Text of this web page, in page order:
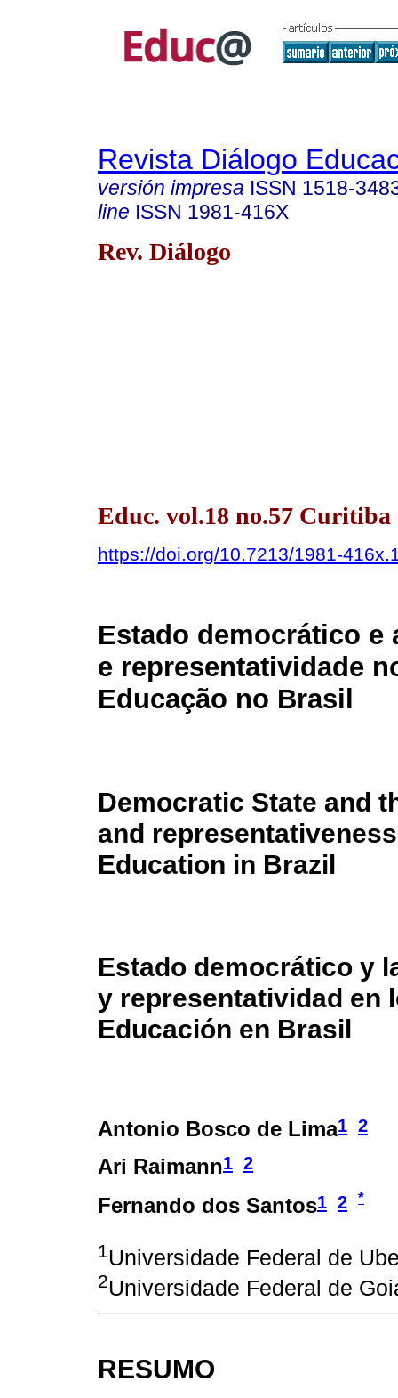
Revista Diálogo
versión impresa ISSN 1518-
line ISSN 1981-416X
Rev. Diálogo
Educ. vol.18 no.57
https://doi.org/10.7213/1981-
Estado democrático e
e representatividade
Educação no Brasil
Democratic State and
and
Education in Brazil
Estado democrático y
y representatividad en
Educación en Brasil
Antonio Bosco de Lima1 2
Ari Raimann1 2
Fernando dos Santos1 2 *
1 Universidade Federal de
2Universidade Federal de
RESUMO